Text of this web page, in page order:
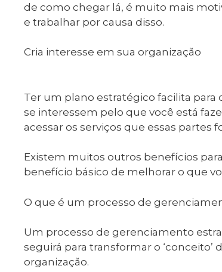
de como chegar lá, é muito mais
e trabalhar por causa disso.
Cria interesse em sua organização
Ter um plano estratégico facilita
se interessem pelo que você está
acessar os serviços que essas partes
Existem muitos outros benefícios
benefício básico de melhorar o que
O que é um processo de
Um processo de gerenciamento
seguirá para transformar o
organização.